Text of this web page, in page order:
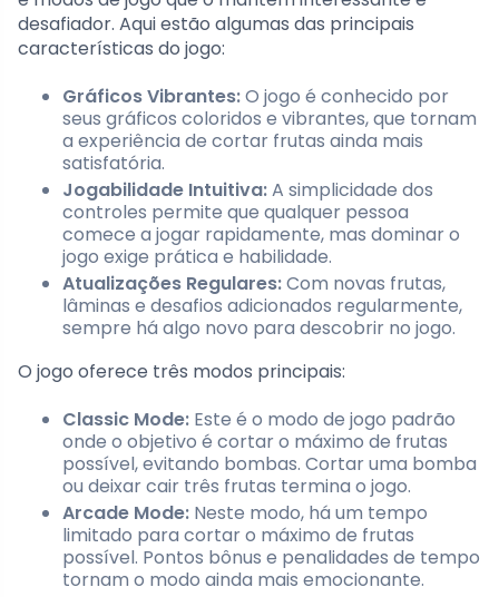
desafiador. Aqui estão algumas das principais
características do jogo:
Gráficos Vibrantes:O jogo é conhecido por
seus gráficos coloridos e vibrantes, que tornam
a experiência de cortar frutas ainda mais
satisfatória.
Jogabilidade Intuitiva:A simplicidade dos
controles permite que qualquer pessoa
comece a jogar rapidamente, mas dominar o
jogo exige prática e habilidade.
Atualizações Regulares:Com novas frutas,
lâminas e desafios adicionados regularmente,
sempre há algo novo para descobrir no jogo.
O jogo oferece três modos principais:
Classic Mode: Este é o modo de jogo padrão
onde o objetivo é cortar o máximo de frutas
possível, evitando bombas. Cortar uma bomba
ou deixar cair três frutas termina o jogo.
Arcade Mode: Neste modo, há um tempo
limitado para cortar o máximo de frutas
possível. Pontos bônus e penalidades de tempo
tornam o modo ainda mais emocionante.